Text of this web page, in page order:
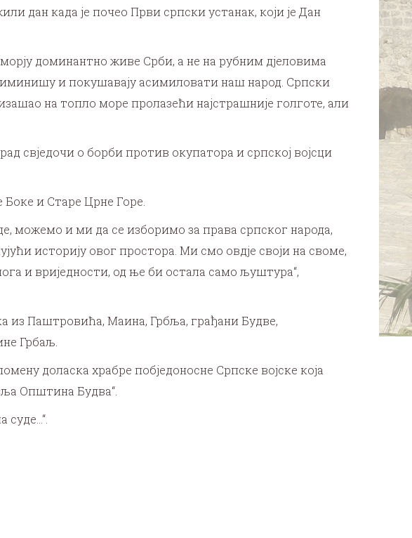
дан када је почео Први српски устанак, који је Дан
доминантно живе Срби, а не на рубним дјеловима
и покушавају асимиловати наш народ. Српски
на топло море пролазећи најстрашније голготе, али
свједочи о борби против окупатора и српској војсци
Боке и Старе Црне Горе.
можемо и ми да се изборимо за права српског народа,
историју овог простора. Ми смо овдје своји на своме,
и вриједности, од ње би остала само љуштура“,
из Паштровића, Маина, Грбља, грађани Будве,
Грбаљ.
доласка храбре побједоносне Српске војске која
Општина Будва“.